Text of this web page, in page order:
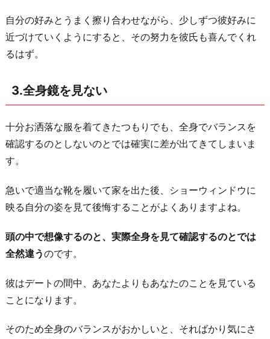
自分の好みとうまく擦り合わせながら、少しずつ彼好みに
近づけていくようにすると、その努力を彼氏も喜んでくれ
るはず。
3.全身鏡を見ない
十分お洒落な服を着てきたつもりでも、全身でバランスを
確認するのとしないのとでは確実に差が出てきてしまいま
す。
急いで適当な靴を履いて家を出た後、ショーウィンドウに
映る自分の姿を見て後悔することがよくありますよね。
頭の中で想像するのと、実際全身を見て確認するのとでは
全然違うのです。
彼はデートの間中、あなたよりもあなたのことを見ている
ことになります。
そのため全身のバランスがおかしいと、そればかり気にさ